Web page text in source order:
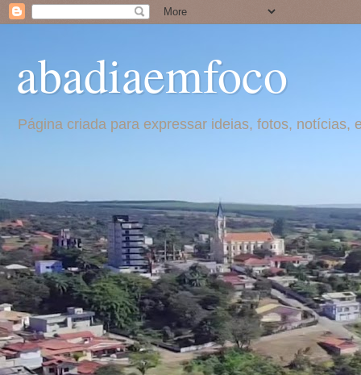
abadiaemfoco
Página criada para expressar ideias, fotos,